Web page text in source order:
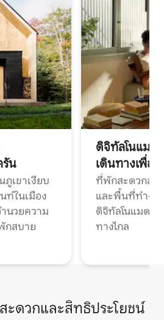
รัน
ภูเขาเงียบ
ท์ในเมือง
นวยความ
กสบาย
ดิจิทัลโนแมด
เดินทางเพื่อ
ที่พักสะดวกสบ
และพื้นที่ทำงา
ดิจิทัลโนแมดแ
ทางไกล
ะดวกและสิทธิประโยชน์